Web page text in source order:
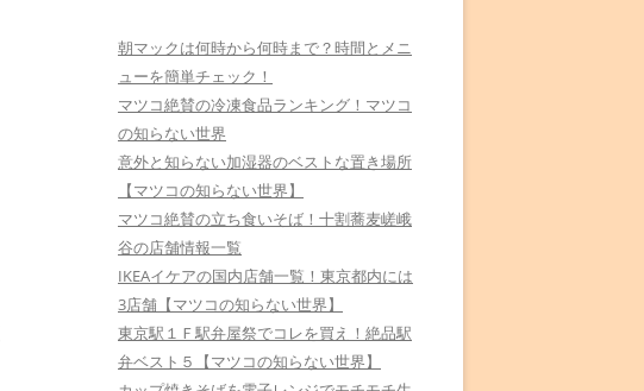
朝マックは何時から何時まで？時間とメニ
ューを簡単チェック！
マツコ絶賛の冷凍食品ランキング！マツコ
の知らない世界
意外と知らない加湿器のベストな置き場所
【マツコの知らない世界】
マツコ絶賛の立ち食いそば！十割蕎麦嵯峨
谷の店舗情報一覧
IKEAイケアの国内店舗一覧！東京都内には
3店舗【マツコの知らない世界】
東京駅１Ｆ駅弁屋祭でコレを買え！絶品駅
弁ベスト５【マツコの知らない世界】